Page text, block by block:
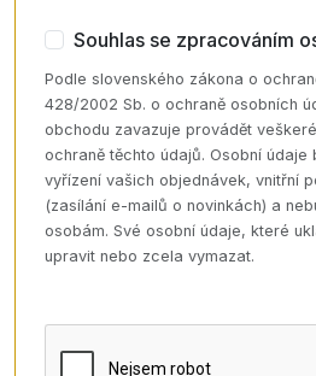
Souhlas se zpracováním
Podle slovenského zákona o
428/2002 Sb. o ochraně osobních
obchodu zavazuje provádět
ochraně těchto údajů. Osobní údaje
vyřízení vašich objednávek, vnitřní
(zasílání e-mailů o novinkách) a
osobám. Své osobní údaje, které
upravit nebo zcela vymazat.